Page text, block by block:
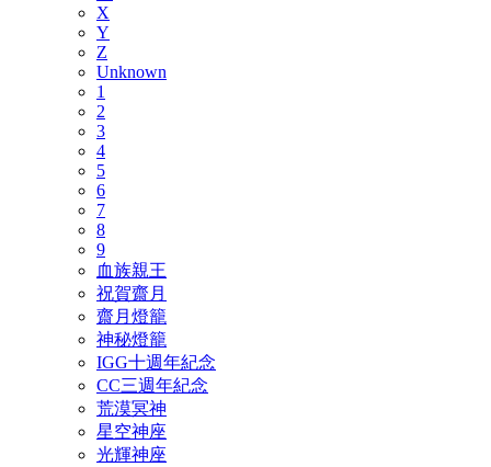
X
Y
Z
Unknown
1
2
3
4
5
6
7
8
9
血族親王
祝賀齋月
齋月燈籠
神秘燈籠
IGG十週年紀念
CC三週年紀念
荒漠冥神
星空神座
光輝神座